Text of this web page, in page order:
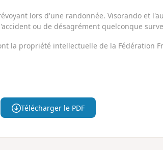
lors d'une randonnée. Visorando et
ou de désagrément quelconque
la propriété intellectuelle de la Fédération
Télécharger le PDF